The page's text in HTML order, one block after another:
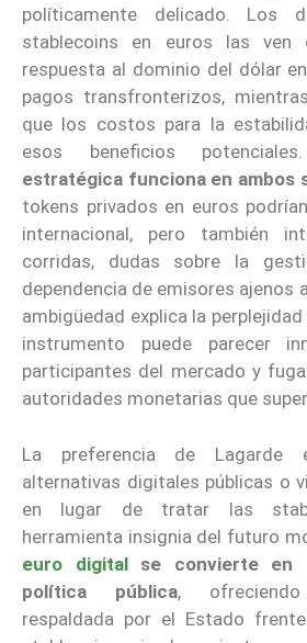
políticamente delicado. Los
stablecoins en euros las ven
respuesta al dominio del dólar
pagos transfronterizos,
que los costos para la
esos beneficios
estratégica funciona en ambos
tokens privados en euros
internacional, pero también
corridas, dudas sobre la
dependencia de emisores ajenos
ambigüedad explica la
instrumento puede parecer
participantes del mercado y
autoridades monetarias que
La preferencia de Lagarde
alternativas digitales públicas o
en lugar de tratar las
herramienta insignia del futuro
euro digitalse convierte en
política pública,
respaldada por el Estado